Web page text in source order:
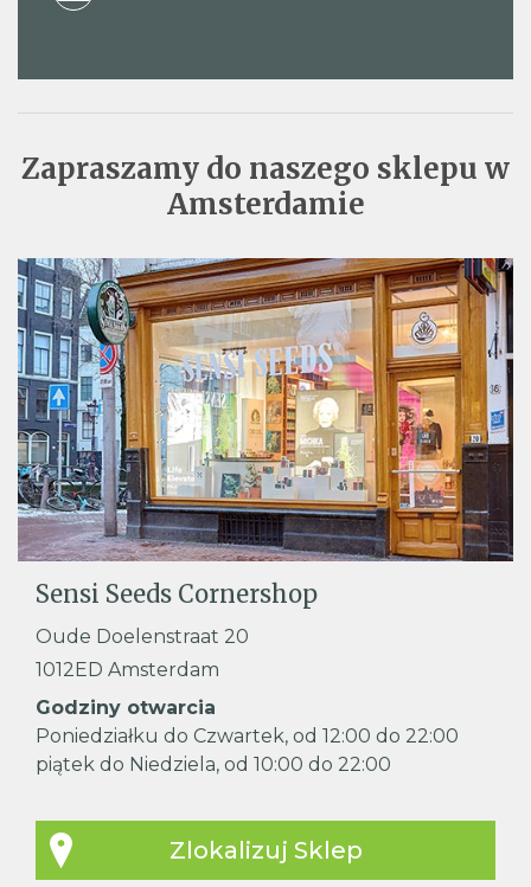
Zapraszamy do naszego sklepu w
Amsterdamie
Sensi Seeds Cornershop
Oude Doelenstraat 20
1012ED Amsterdam
Godziny otwarcia
Poniedziałku do Czwartek, od 12:00 do 22:00
piątek do Niedziela, od 10:00 do 22:00
Zlokalizuj Sklep